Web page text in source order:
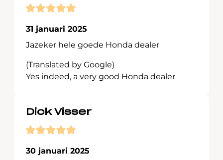
31 januari 2025
Jazeker hele goede Honda dealer
(Translated by Google)
Yes indeed, a very good Honda dealer
Dick Visser
30 januari 2025